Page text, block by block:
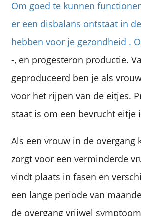
Om goed te kunnen
er een disbalans ontstaat in
hebben voor je gezondheid .
-, en progesteron productie.
geproduceerd ben je als
voor het rijpen van de eitjes.
staat is om een bevrucht eitje
Als een vrouw in de
zorgt voor een verminderde
vindt plaats in fasen en
een lange periode van
de overgang vrijwel